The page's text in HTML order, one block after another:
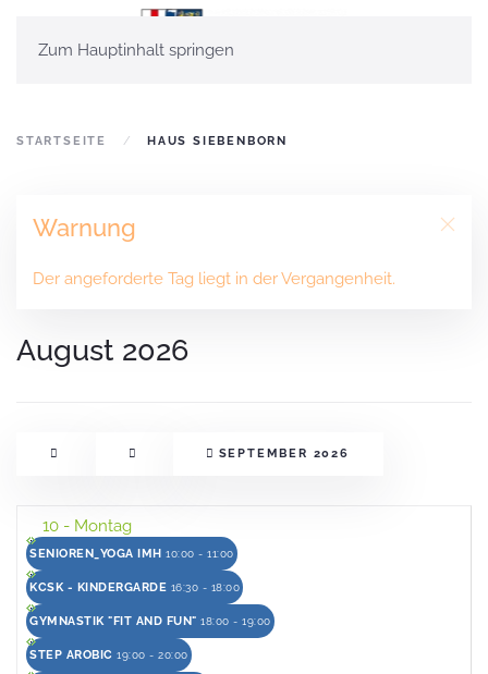
Zum Hauptinhalt springen
STARTSEITE HAUS SIEBENBORN
Warnung
Der angeforderte Tag liegt in der Vergangenheit.
August 2026
SEPTEMBER 2026
10 - Montag
SENIOREN_YOGA IMH 10:00 - 11:00
KCSK - KINDERGARDE 16:30 - 18:00
GYMNASTIK "FIT AND FUN" 18:00 - 19:00
STEP AROBIC 19:00 - 20:00